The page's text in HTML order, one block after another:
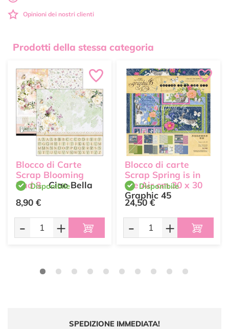
Opinioni dei nostri clienti
Prodotti della stessa categoria
Blocco di Carte
Scrap Blooming
Pad 8 Ciao Bella
Disponibile
8,90 €
- +
Blocco di carte
Scrap Spring is in
the Air cm 30 x 30
Graphic 45
Disponibile
24,50 €
- +
SPEDIZIONE IMMEDIATA!